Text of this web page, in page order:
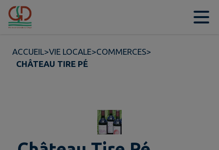
Contenu
ACCUEIL>VIE LOCALE>COMMERCES>
CHÂTEAU TIRE PÉ